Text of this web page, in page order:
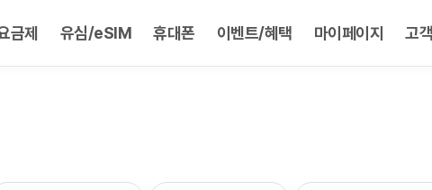
금제 유심/eSIM 휴대폰 이벤트/혜택 마이페이지 고